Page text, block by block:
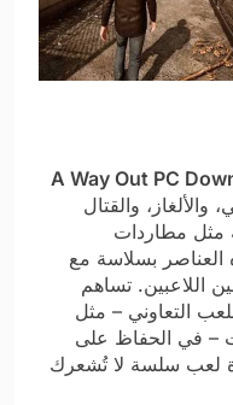
A Way Out PC
والقتال
مثل مطاردات
العناصر بسلاسة مع
اللاعبين. تساهم
التعاوني – مثل
– في الحفاظ على
لعب سلسة لا تُشعرك